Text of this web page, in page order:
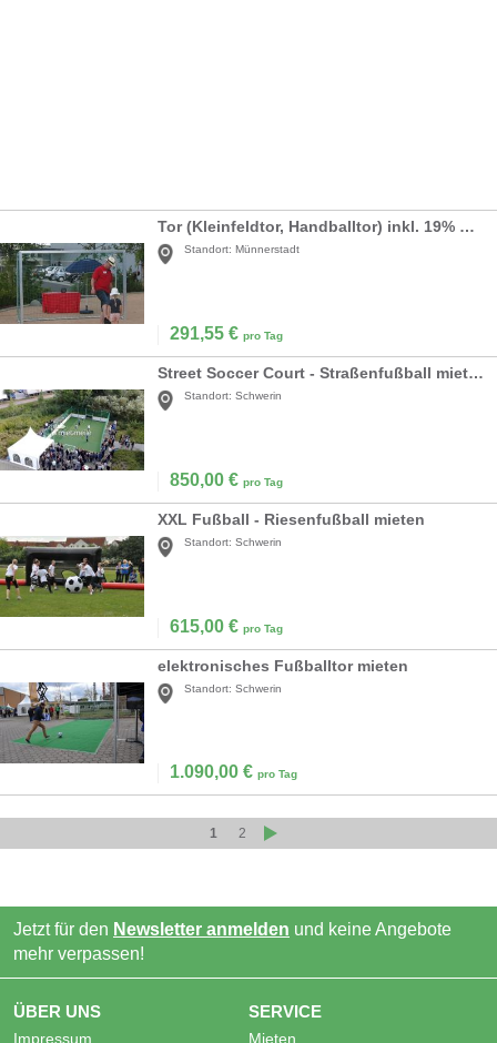
Tor (Kleinfeldtor, Handballtor) inkl. 19% MwSt.
Standort: Münnerstadt
291,55 € pro Tag
Street Soccer Court - Straßenfußball mieten
Standort: Schwerin
850,00 € pro Tag
XXL Fußball - Riesenfußball mieten
Standort: Schwerin
615,00 € pro Tag
elektronisches Fußballtor mieten
Standort: Schwerin
1.090,00 € pro Tag
1 2
Jetzt für den Newsletter anmelden und keine Angebote
mehr verpassen!
ÜBER UNS
Impressum
SERVICE
Mieten